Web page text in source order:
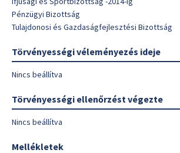
Pénzügyi Bizottság
Tulajdonosi és Gazdaságfejlesztési Bizottság
Törvényességi véleményezés ideje
Nincs beállítva
Törvényességi ellenőrzést végezte
Nincs beállítva
Mellékletek